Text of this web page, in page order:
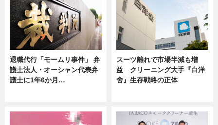
退職代行「モームリ事件」 弁
護士法人・オーシャン代表弁
護士に1年6か月…
スーツ離れで市場半減も増
益 クリーニング大手『白洋
舍』生存戦略の正体